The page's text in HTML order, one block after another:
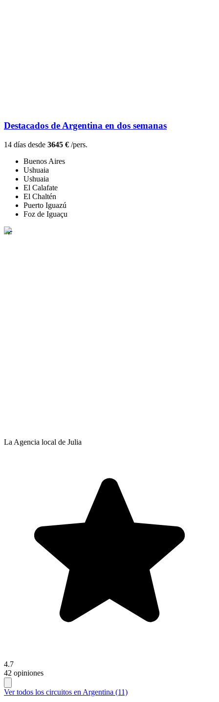
Destacados de Argentina en dos semanas
14 días desde 3645 € /pers.
Buenos Aires
Ushuaia
Ushuaia
El Calafate
El Chaltén
Puerto Iguazú
Foz de Iguaçu
La Agencia local de Julia
4.7
42 opiniones
Ver todos los circuitos en Argentina (11)